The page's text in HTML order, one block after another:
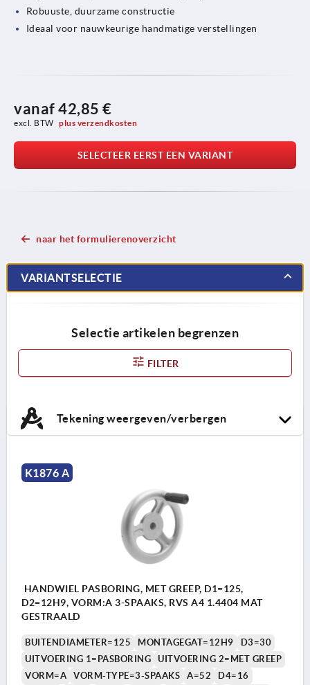
Robuuste, duurzame constructie
Ideaal voor nauwkeurige handmatige verstellingen
vanaf 42,85 €
excl. BTW plus verzendkosten
SELECTEER EERST EEN VARIANT
naar het formulierenoverzicht
VARIANTSELECTIE
Selectie artikelen begrenzen
FILTER
Tekening weergeven/verbergen
K1876 A
HANDWIEL PASBORING, MET GREEP, D1=125,
D2=12H9, VORM:A 3-SPAAKS, RVS A4 1.4404 MAT
GESTRAALD
BUITENDIAMETER=125 MONTAGEGAT=12H9
D3=30
UITVOERING 1=PASBORING
UITVOERING 2=MET GREEP
VORM=A
VORM-TYPE=3-SPAAKS A=52 D4=16